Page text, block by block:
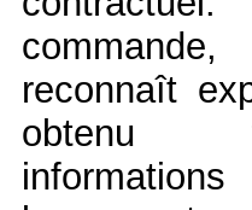
reconnaît
obtenu